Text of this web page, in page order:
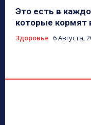
Это есть в
которые кормят
Здоровье 6 Августа,